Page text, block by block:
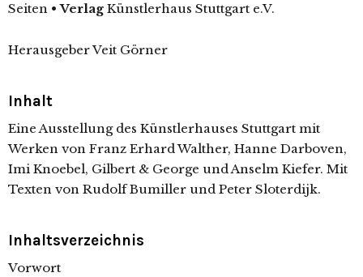
Seiten • Verlag Künstlerhaus Stuttgart e.V.
Herausgeber Veit Görner
Inhalt
Eine Ausstellung des Künstlerhauses Stuttgart mit
Werken von Franz Erhard Walther, Hanne Darboven,
Imi Knoebel, Gilbert & George und Anselm Kiefer. Mit
Texten von Rudolf Bumiller und Peter Sloterdijk.
Inhaltsverzeichnis
Vorwort